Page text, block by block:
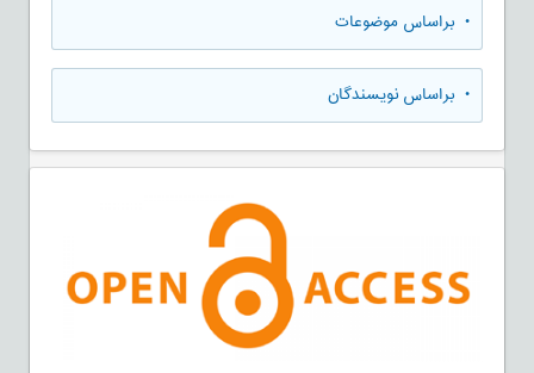
• براساس موضوعات
• براساس نویسندگان